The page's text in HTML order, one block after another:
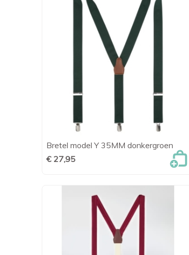
 Snel bekijken
Bretel model Y 35MM donkergroen
€ 27,95